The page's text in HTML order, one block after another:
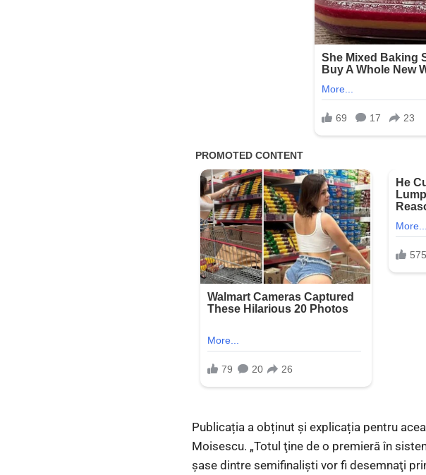
Publicația a obținut și explicația pentru
Moisescu. „Totul ţine de o premieră în
şase dintre semifinalişti vor fi desemnaţi